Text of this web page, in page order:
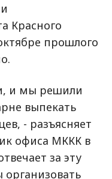
Красного
прошлого
и мы решили
выпекать
- разъясняет
офиса МККК в
за эту